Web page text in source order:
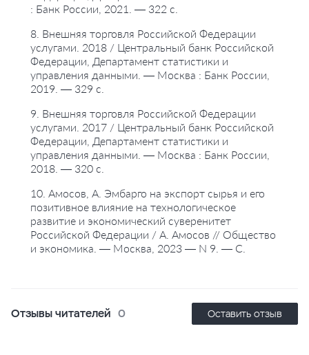
: Банк России, 2021. — 322 с.
8. Внешняя торговля Российской Федерации
услугами. 2018 / Центральный банк Российской
Федерации, Департамент статистики и
управления данными. — Москва : Банк России,
2019. — 329 с.
9. Внешняя торговля Российской Федерации
услугами. 2017 / Центральный банк Российской
Федерации, Департамент статистики и
управления данными. — Москва : Банк России,
2018. — 320 с.
10. Амосов, А. Эмбарго на экспорт сырья и его
позитивное влияние на технологическое
развитие и экономический суверенитет
Российской Федерации / А. Амосов // Общество
и экономика. — Москва, 2023 — N 9. — С.
Отзывы читателей 0 Оставить отзыв